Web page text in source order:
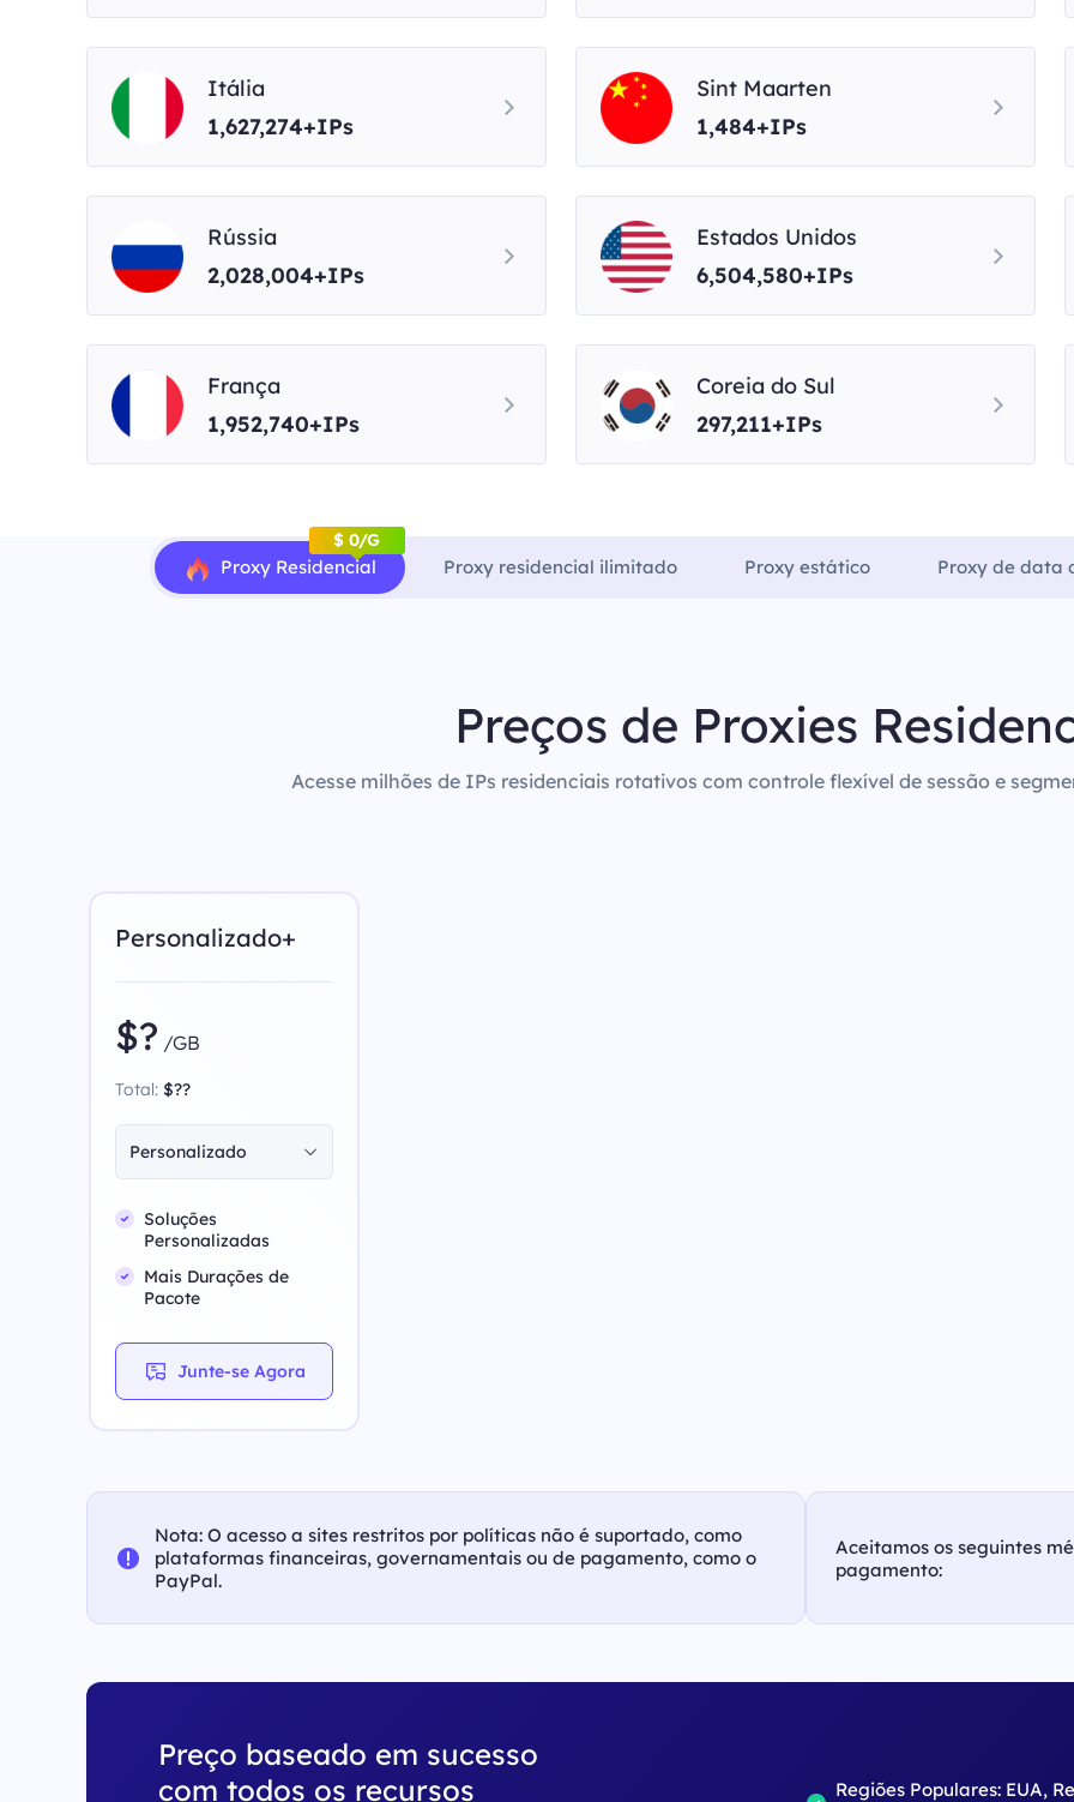
Itália
1,627,274+IPs
Sint Maarten
1,484+IPs
Rússia
2,028,004+IPs
Estados Unidos
6,504,580+IPs
França
1,952,740+IPs
Coreia do Sul
297,211+IPs
Proxy Residencial
$ 0/G
Proxy residencial ilimitado Proxy estático Proxy de data
Preços de Proxies
Acesse milhões de IPs residenciais rotativos com controle flexível de sessão e
Personalizado+
$? /GB
Total: $??
Personalizado
Soluções
Personalizadas
Mais Durações de
Pacote
Junte-se Agora
Nota: O acesso a sites restritos por políticas não é suportado, como
plataformas financeiras, governamentais ou de pagamento, como o
PayPal.
Aceitamos os seguintes
pagamento:
Preço baseado em sucesso
com todos os recursos
Regiões Populares: EUA,